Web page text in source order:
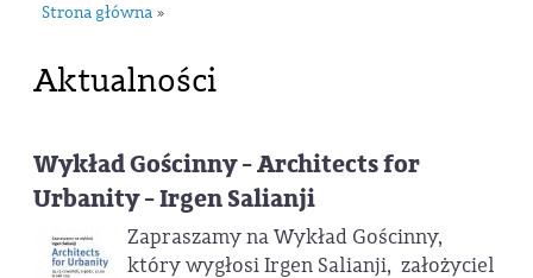
Strona główna »
Aktualności
Wykład Gościnny - Architects for
Urbanity - Irgen Salianji
Zapraszamy na Wykład Gościnny,
który wygłosi Irgen Salianji, założyciel